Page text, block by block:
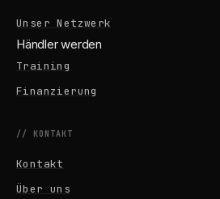
Unser Netzwerk
Händler werden
Training
Finanzierung
// KONTAKT
Kontakt
Über uns